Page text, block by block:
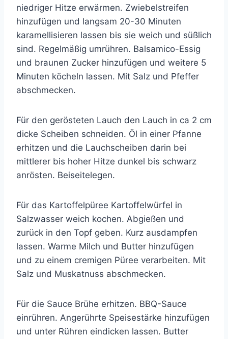
niedriger Hitze erwärmen. Zwiebelstreifen
hinzufügen und langsam 20-30 Minuten
karamellisieren lassen bis sie weich und süßlich
sind. Regelmäßig umrühren. Balsamico-Essig
und braunen Zucker hinzufügen und weitere 5
Minuten köcheln lassen. Mit Salz und Pfeffer
abschmecken.
Für den gerösteten Lauch den Lauch in ca 2 cm
dicke Scheiben schneiden. Öl in einer Pfanne
erhitzen und die Lauchscheiben darin bei
mittlerer bis hoher Hitze dunkel bis schwarz
anrösten. Beiseitelegen.
Für das Kartoffelpüree Kartoffelwürfel in
Salzwasser weich kochen. Abgießen und
zurück in den Topf geben. Kurz ausdampfen
lassen. Warme Milch und Butter hinzufügen
und zu einem cremigen Püree verarbeiten. Mit
Salz und Muskatnuss abschmecken.
Für die Sauce Brühe erhitzen. BBQ-Sauce
einrühren. Angerührte Speisestärke hinzufügen
und unter Rühren eindicken lassen. Butter